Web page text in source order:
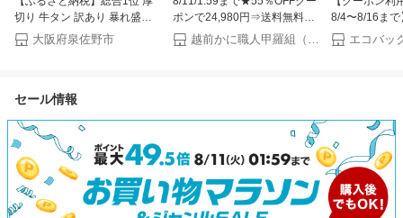
切り 牛タン 訳あり 暴れ盛り
牛たん うなぎ 塩たん 食べ比
べ セット プレミアム たん元
焼肉 BBQ 最短翌日発送 19日
送料無料
大阪府泉佐野市
ポンで24,980円⇒送料無料
11,241円！お中元 ギフト 希少
な 国産 うなぎ 蒲焼き 超特大
越前かに職人甲羅組（DENSHOKU）
8/4〜8/16ま
機 DEEBOT
エコバックス
掃除ロボット
の日
セール情報